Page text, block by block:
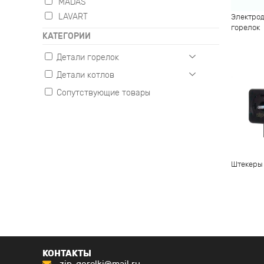
MADAS
LAVART
КАТЕГОРИИ
Детали горелок
Газовые
Жидкотопливные
Детали котлов
Настенные
Сопутствующие товары
горелок
КОНТАКТЫ